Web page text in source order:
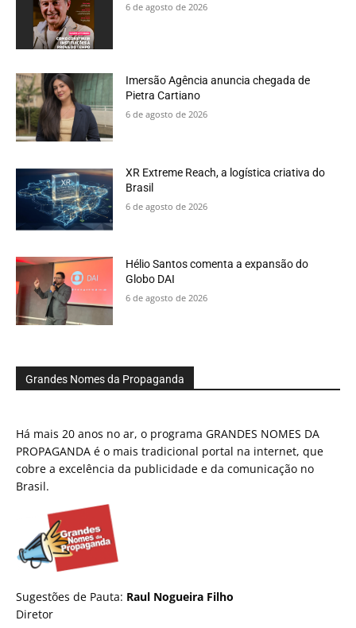
6 de agosto de 2026
Imersão Agência anuncia chegada de
Pietra Cartiano
6 de agosto de 2026
XR Extreme Reach, a logística criativa do
Brasil
6 de agosto de 2026
Hélio Santos comenta a expansão do
Globo DAI
6 de agosto de 2026
Grandes Nomes da Propaganda
Há mais 20 anos no ar, o programa GRANDES NOMES DA
PROPAGANDA é o mais tradicional portal na internet, que
cobre a excelência da publicidade e da comunicação no
Brasil.
Sugestões de Pauta: Raul Nogueira Filho
Diretor